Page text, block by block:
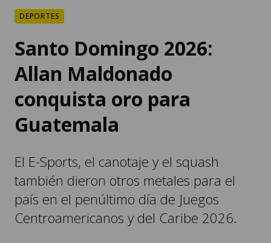
DEPORTES
Santo Domingo 2026:
Allan Maldonado
conquista oro para
Guatemala
El E-Sports, el canotaje y el squash
también dieron otros metales para el
país en el penúltimo día de Juegos
Centroamericanos y del Caribe 2026.